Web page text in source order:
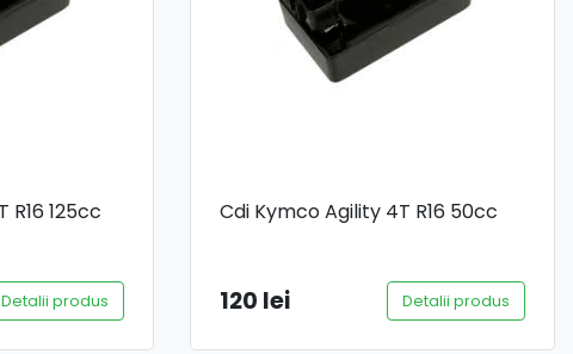
125cc
Detalii produs
Cdi Kymco Agility 4T R16 50cc
120 lei Detalii produs